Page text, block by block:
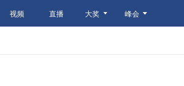
视频 直播 大奖 峰会